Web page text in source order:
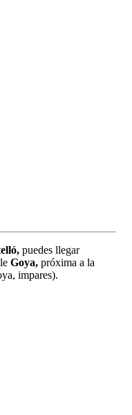
puedes llegar
Goya, próxima a la
impares).